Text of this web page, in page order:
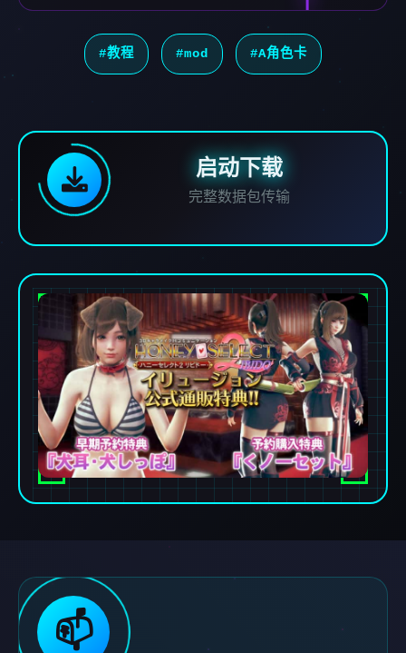
#教程 #mod #A角色卡
启动下载
完整数据包传输
📫